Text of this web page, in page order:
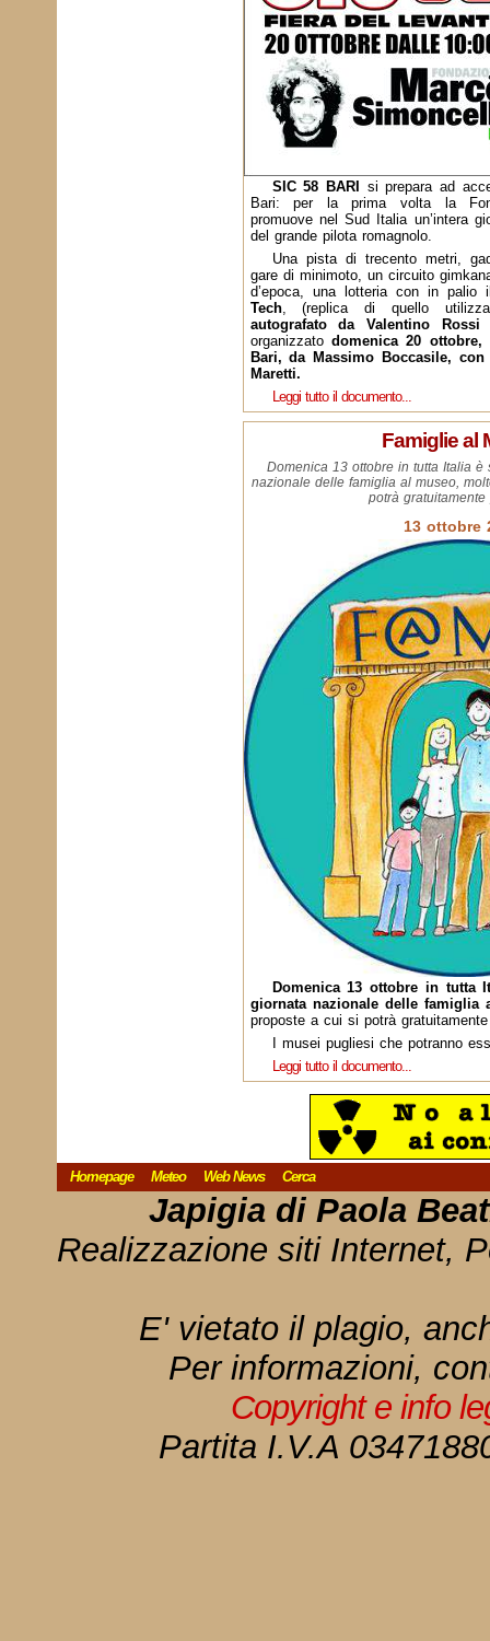
SIC 58 BARI
si prepara ad
Bari: per la prima volta la
promuove nel Sud Italia un’intera
del grande pilota romagnolo.
Una pista di trecento metri,
gare di minimoto, un circuito
d’epoca, una lotteria con in
Tech, (replica di quello
autografato da Valentino Rossi
organizzato domenica 20
Bari, da Massimo Boccasile,
Maretti.
Leggi tutto il documento...
Famiglie al
Domenica 13 ottobre in tutta Italia è
nazionale delle famiglia al museo,
potrà gratuitamente
13 ottobre
Domenica 13 ottobre in tutta
giornata nazionale delle famiglia
proposte a cui si potrà
I musei pugliesi che potranno
Leggi tutto il documento...
Homepage Meteo Web News Cerca
Japigia di Paola
Realizzazione siti Internet,
E' vietato il plagio,
Per informazioni,
Copyright e info
Partita I.V.A